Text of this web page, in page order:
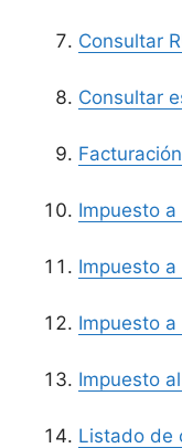
Consultar
Consultar
Impuesto
Impuesto
Impuesto
Impuesto
Listado de